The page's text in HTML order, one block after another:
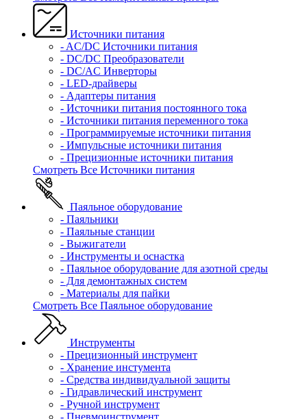
Источники питания
- AC/DC Источники питания
- DC/DC Преобразователи
- DC/AC Инверторы
- LED-драйверы
- Адаптеры питания
- Источники питания постоянного тока
- Источники питания переменного тока
- Программируемые источники питания
- Импульсные источники питания
- Прецизионные источники питания
Смотреть Все Источники питания
Паяльное оборудование
- Паяльники
- Паяльные станции
- Выжигатели
- Инструменты и оснастка
- Паяльное оборудование для азотной среды
- Для демонтажных систем
- Материалы для пайки
Смотреть Все Паяльное оборудование
Инструменты
- Прецизионный инструмент
- Хранение инстумента
- Средства индивидуальной защиты
- Гидравлический инструмент
- Ручной инструмент
- Пневмоинструмент